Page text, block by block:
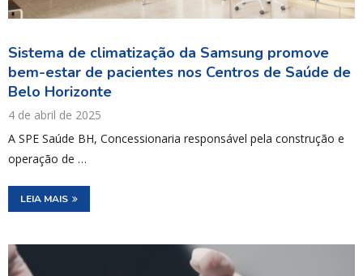
Sistema de climatização da Samsung promove
bem-estar de pacientes nos Centros de Saúde de
Belo Horizonte
4 de abril de 2025
A SPE Saúde BH, Concessionaria responsável pela construção e
operação de …
LEIA MAIS